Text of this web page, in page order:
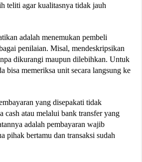
teliti agar kualitasnya tidak jauh
adalah menemukan pembeli
penilaian. Misal, mendeskripsikan
dikurangi maupun dilebihkan. Untuk
bisa memeriksa unit secara langsung ke
yang disepakati tidak
cash atau melalui bank transfer yang
adalah pembayaran wajib
pihak bertamu dan transaksi sudah